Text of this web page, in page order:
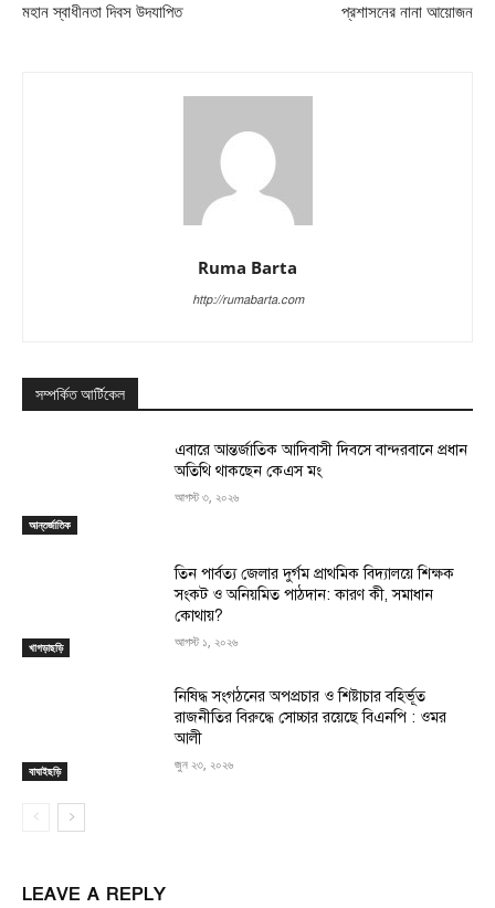
মহান স্বাধীনতা দিবস উদযাপিত
প্রশাসনের নানা আয়োজন
Ruma Barta
http://rumabarta.com
সম্পর্কিত আর্টিকেল
আন্তর্জাতিক
এবারে আন্তর্জাতিক আদিবাসী দিবসে বান্দরবানে প্রধান
অতিথি থাকছেন কেএস মং
আগস্ট ৩, ২০২৬
খাগড়াছড়ি
তিন পার্বত্য জেলার দুর্গম প্রাথমিক বিদ্যালয়ে শিক্ষক
সংকট ও অনিয়মিত পাঠদান: কারণ কী, সমাধান
কোথায়?
আগস্ট ১, ২০২৬
বাঘাইছড়ি
নিষিদ্ধ সংগঠনের অপপ্রচার ও শিষ্টাচার বহির্ভূত
রাজনীতির বিরুদ্ধে সোচ্চার রয়েছে বিএনপি : ওমর
আলী
জুন ২৩, ২০২৬
LEAVE A REPLY